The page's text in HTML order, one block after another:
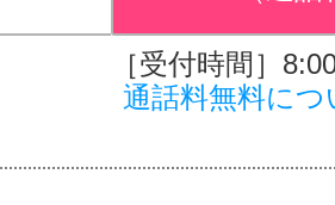
［受付時間］
通話料無料につ